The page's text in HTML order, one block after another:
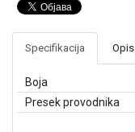
oprema
Specifikacija Opis
Boja
Presek provodnika